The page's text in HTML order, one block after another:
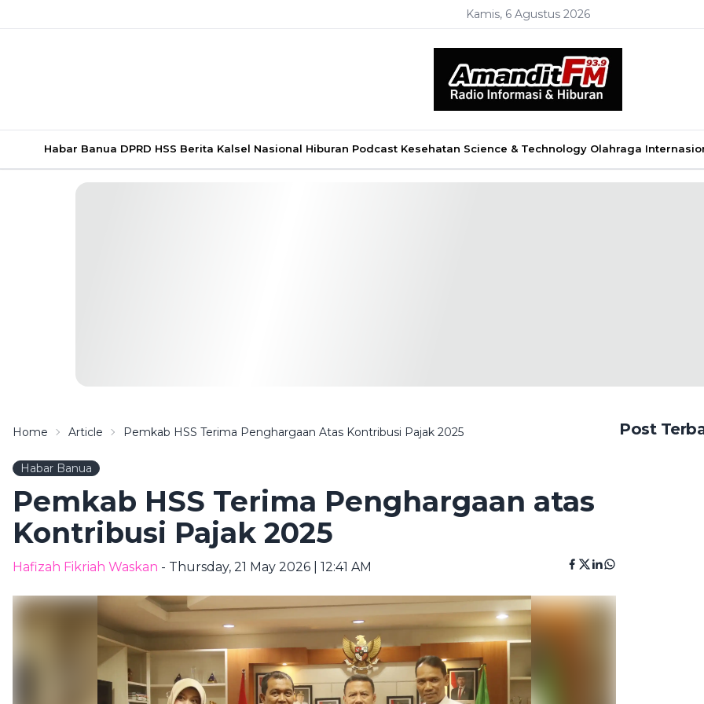
Kamis, 6 Agustus 2026
Habar Banua DPRD HSS Berita Kalsel Nasional Hiburan Podcast Kesehatan Science & Technology Olahraga
Home Article Pemkab HSS Terima Penghargaan Atas Kontribusi Pajak 2025
Habar Banua
Pemkab HSS Terima Penghargaan atas
Kontribusi Pajak 2025
Hafizah Fikriah Waskan - Thursday, 21 May 2026 | 12:41 AM
Post